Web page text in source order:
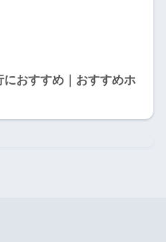
おすすめ｜おすすめホ